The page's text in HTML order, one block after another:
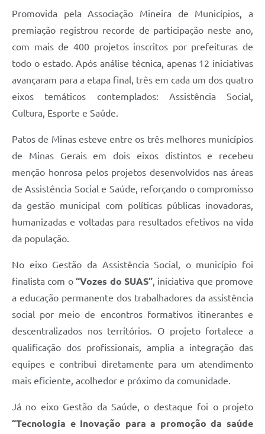
Promovida pela Associação Mineira de Municípios, a
premiação registrou recorde de participação neste ano,
com mais de 400 projetos inscritos por prefeituras de
todo o estado. Após análise técnica, apenas 12 iniciativas
avançaram para a etapa final, três em cada um dos quatro
eixos temáticos contemplados: Assistência Social,
Cultura, Esporte e Saúde.
Patos de Minas esteve entre os três melhores municípios
de Minas Gerais em dois eixos distintos e recebeu
menção honrosa pelos projetos desenvolvidos nas áreas
de Assistência Social e Saúde, reforçando o compromisso
da gestão municipal com políticas públicas inovadoras,
humanizadas e voltadas para resultados efetivos na vida
da população.
No eixo Gestão da Assistência Social, o município foi
finalista com o“Vozes do SUAS”, iniciativa que promove
a educação permanente dos trabalhadores da assistência
social por meio de encontros formativos itinerantes e
descentralizados nos territórios. O projeto fortalece a
qualificação dos profissionais, amplia a integração das
equipes e contribui diretamente para um atendimento
mais eficiente, acolhedor e próximo da comunidade.
Já no eixo Gestão da Saúde, o destaque foi o projeto
“Tecnologia e Inovação para a promoção da saúde